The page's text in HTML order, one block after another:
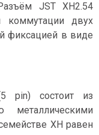
JST XH2.54
коммутации двух
фиксацией в виде
pin) состоит из
металлическими
XH равен